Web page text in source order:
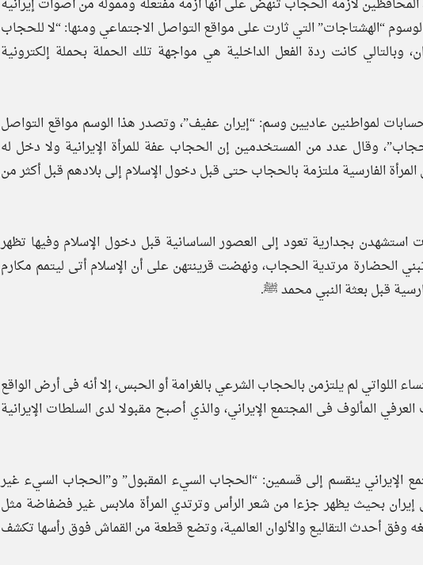
“الهشتاجات” التي ثارت على مواقع التواصل الاجتماعي ومنها: “لا للحجاب
كانت ردة الفعل الداخلية هي مواجهة تلك الحملة بحملة إلكترونية
لمواطنين عاديين وسم: “إيران عفيف”، وتصدر هذا الوسم مواقع التواصل
وقال عدد من المستخدمين إن الحجاب عفة للمرأة الإيرانية ولا دخل له
الفارسية ملتزمة بالحجاب حتى قبل دخول الإسلام إلى بلادهم قبل أكثر من
استشهدن بجدارية تعود إلى العصور الساسانية قبل دخول الإسلام وفيها تظهر
الحضارة مرتدية الحجاب، ونهضت قرينتهن على أن الإسلام أتى ليتمم مكارم
قبل بعثة النبي محمد ﷺ.
اللواتي لم يلتزمن بالحجاب الشرعي بالغرامة أو الحبس، إلا أنه فى أرض الواقع
المألوف فى المجتمع الإيراني، والذي أصبح مقبولا لدى السلطات الإيرانية
الإيراني ينقسم إلى قسمين: “الحجاب السيء المقبول” و”الحجاب السيء غير
في إيران بحيث يظهر جزءا من شعر الرأس وترتدي المرأة ملابس غير فضفاضة مثل
وفق أحدث التقاليع والألوان العالمية، وتضع قطعة من القماش فوق رأسها تكشف